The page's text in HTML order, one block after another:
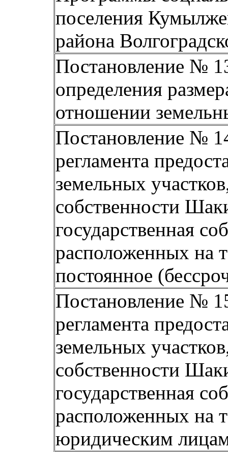
поселения
района
Постановление №
определения
отношении
Постановление №
регламента
земельных
собственности
государственная
расположенных на
постоянное
Постановление №
регламента
земельных
собственности
государственная
расположенных на
юридическим